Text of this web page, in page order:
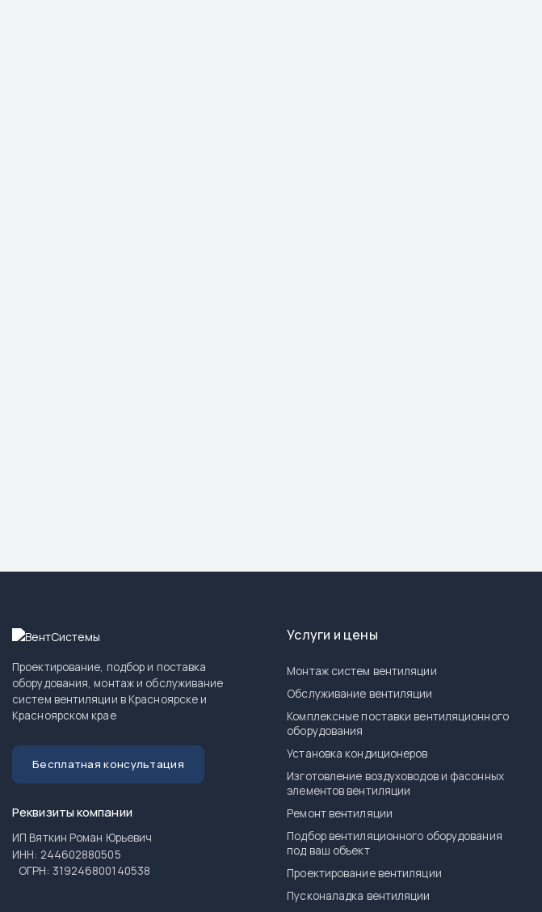
Проектирование, подбор и поставка
оборудования, монтаж и обслуживание
систем вентиляции в Красноярске и
Красноярском крае
Бесплатная консультация
Реквизиты компании
ИП Вяткин Роман Юрьевич
ИНН: 244602880505
ОГРН: 319246800140538
Услуги и цены
Монтаж систем вентиляции
Обслуживание вентиляции
Комплексные поставки вентиляционного
оборудования
Установка кондиционеров
Изготовление воздуховодов и фасонных
элементов вентиляции
Ремонт вентиляции
Подбор вентиляционного оборудования
под ваш объект
Проектирование вентиляции
Пусконаладка вентиляции